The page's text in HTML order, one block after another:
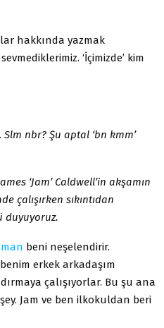
hakkında yazmak
‘İçimizde’ kim
Slm nbr? Şu aptal ‘bn kmm’
‘Jam’ Caldwell’in akşamın
çalışırken sıkıntıdan
duyuyoruz.
beni neşelendirir.
erkek arkadaşım
çalışıyorlar. Bu şu ana
Jam ve ben ilkokuldan beri